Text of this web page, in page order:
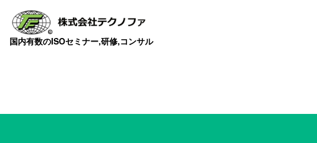
国内有数のISOセミナー,研修,コンサル